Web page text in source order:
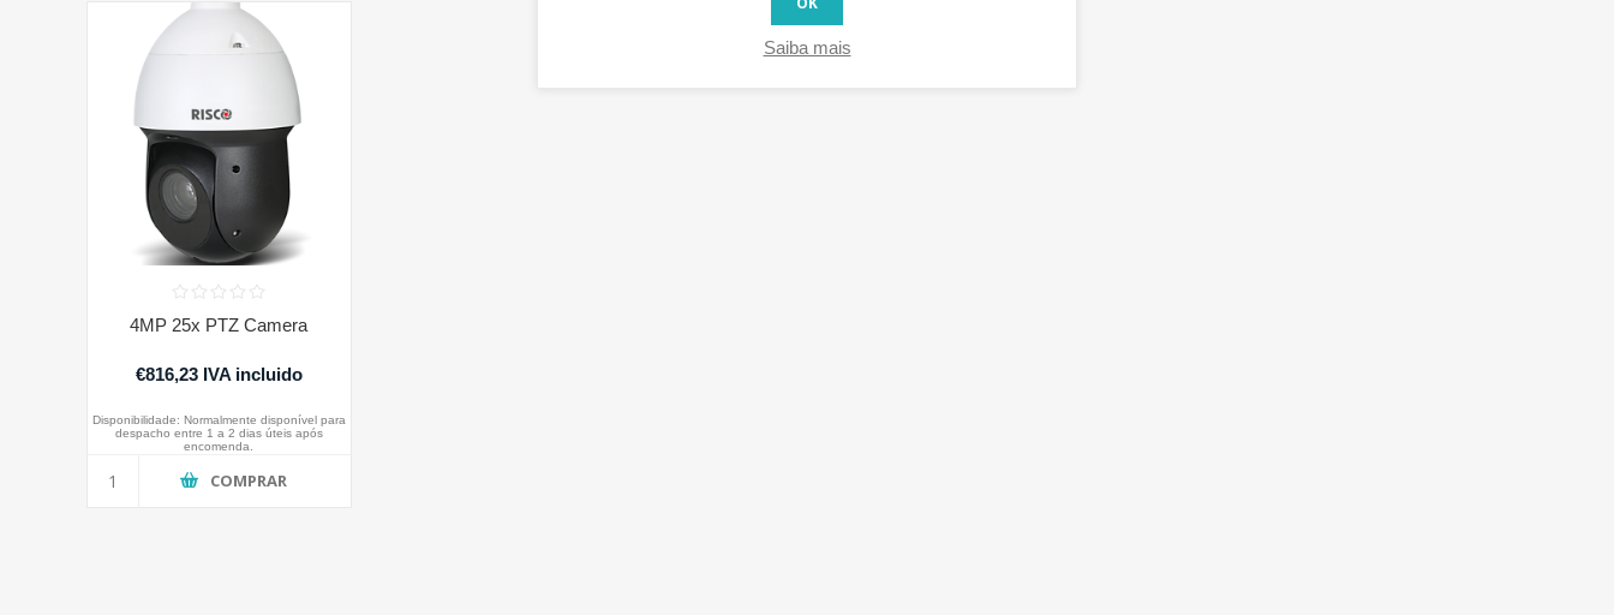
4MP 25x PTZ Camera
€816,23 IVA incluido
COMPRAR
Disponibilidade: Normalmente disponível para
despacho entre 1 a 2 dias úteis após
encomenda.
Saiba mais